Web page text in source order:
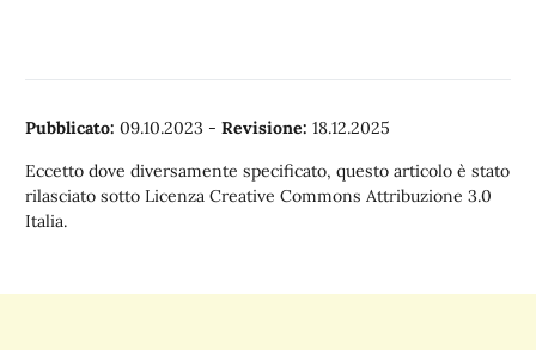
Pubblicato: 09.10.2023 - Revisione: 18.12.2025
Eccetto dove diversamente specificato, questo articolo è stato
rilasciato sotto Licenza Creative Commons Attribuzione 3.0
Italia.